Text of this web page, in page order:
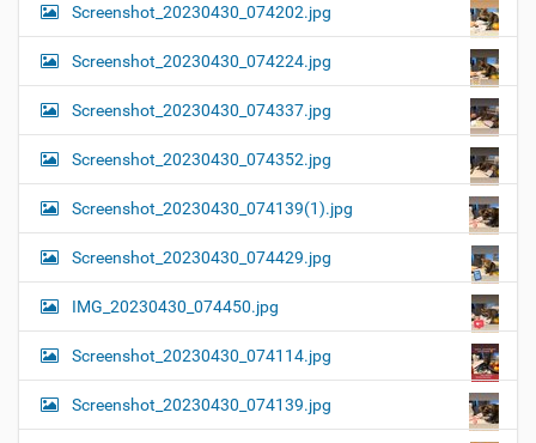
Screenshot_20230430_074202.jpg
Screenshot_20230430_074224.jpg
Screenshot_20230430_074337.jpg
Screenshot_20230430_074352.jpg
Screenshot_20230430_074139(1).jpg
Screenshot_20230430_074429.jpg
IMG_20230430_074450.jpg
Screenshot_20230430_074114.jpg
Screenshot_20230430_074139.jpg